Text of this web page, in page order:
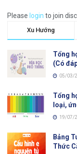
Please login to join
Xu Hướng
Tổng
(Có
05/03/
Tổng
loại,
19/07/
Bảng
Thức